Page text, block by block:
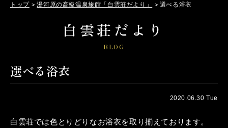
トップ 湯河原の高級温泉旅館「白雲荘だより」 選べる浴衣
白雲荘だより
BLOG
選べる浴衣
2020.06.30 Tue
白雲荘では色とりどりなお浴衣を取り揃えております。